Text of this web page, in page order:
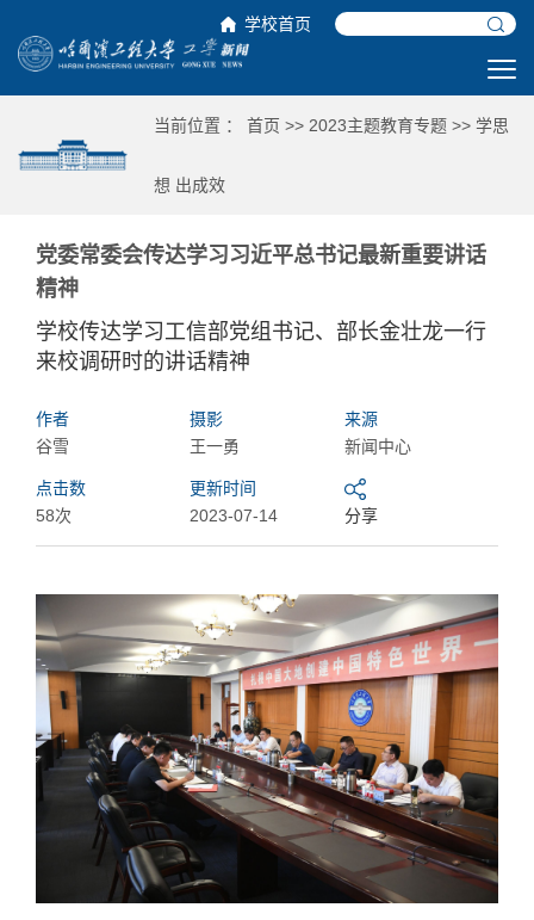
学校首页
当前位置 ： 首页 >> 2023主题教育专题 >> 学思
想 出成效
党委常委会传达学习习近平总书记最新重要讲话
精神
学校传达学习工信部党组书记、部长金壮龙一行
来校调研时的讲话精神
作者
谷雪
摄影
王一勇
来源
新闻中心
点击数
58次
更新时间
2023-07-14
分享